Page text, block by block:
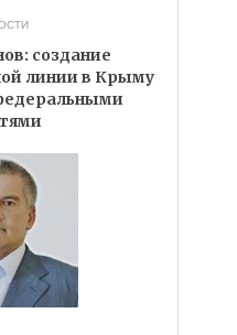
создание
линии в Крыму